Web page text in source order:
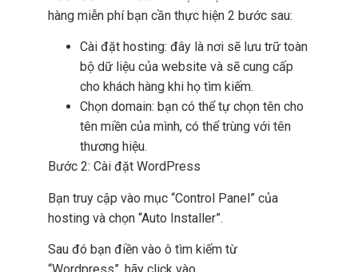
hàng miễn phí bạn cần thực hiện 2 bước sau:
Cài đặt hosting: đây là nơi sẽ lưu trữ toàn
bộ dữ liệu của website và sẽ cung cấp
cho khách hàng khi họ tìm kiếm.
Chọn domain: bạn có thể tự chọn tên cho
tên miền của mình, có thể trùng với tên
thương hiệu.
Bước 2: Cài đặt WordPress
Bạn truy cập vào mục “Control Panel” của
hosting và chọn “Auto Installer”.
Sau đó bạn điền vào ô tìm kiếm từ